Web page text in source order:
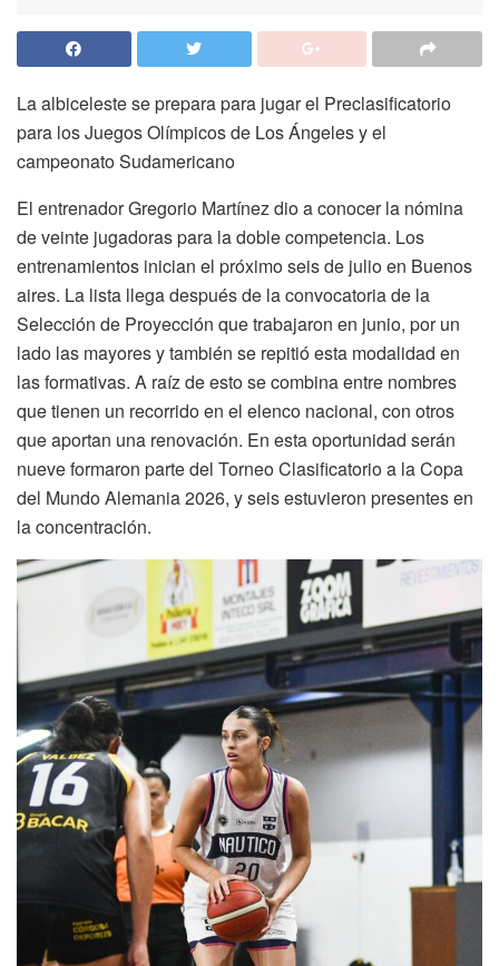
La albiceleste se prepara para jugar el Preclasificatorio
para los Juegos Olímpicos de Los Ángeles y el
campeonato Sudamericano
El entrenador Gregorio Martínez dio a conocer la nómina
de veinte jugadoras para la doble competencia. Los
entrenamientos inician el próximo seis de julio en Buenos
aires. La lista llega después de la convocatoria de la
Selección de Proyección que trabajaron en junio, por un
lado las mayores y también se repitió esta modalidad en
las formativas. A raíz de esto se combina entre nombres
que tienen un recorrido en el elenco nacional, con otros
que aportan una renovación. En esta oportunidad serán
nueve formaron parte del Torneo Clasificatorio a la Copa
del Mundo Alemania 2026, y seis estuvieron presentes en
la concentración.